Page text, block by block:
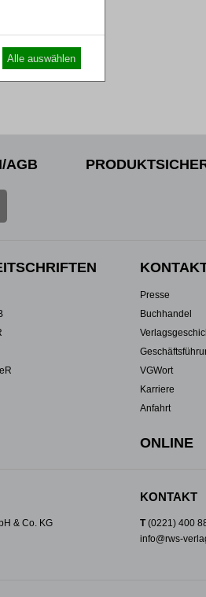
AGB
Presse
Buchhandel
VGWort
Karriere
Anfahrt
ONLINE
& Co. KG
KONTAKT
T(0221) 400
info@rws-
Alle auswählen